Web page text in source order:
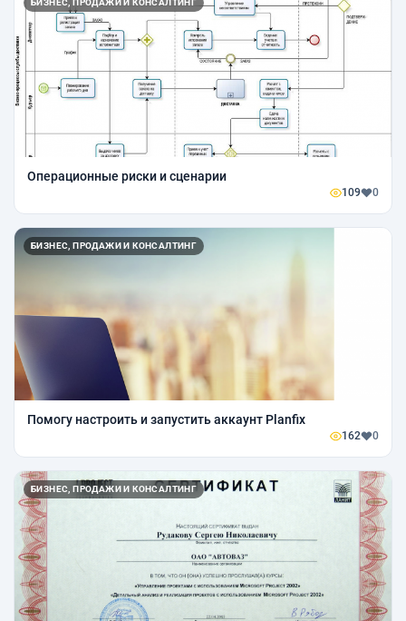
БИЗНЕС, ПРОДАЖИ И КОНСАЛТИНГ
Операционные риски и сценарии
109 0
БИЗНЕС, ПРОДАЖИ И КОНСАЛТИНГ
Помогу настроить и запустить аккаунт Planfix
162 0
БИЗНЕС, ПРОДАЖИ И КОНСАЛТИНГ